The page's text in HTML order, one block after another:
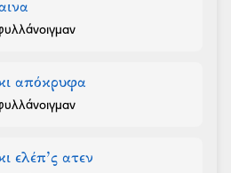
απόκρυφα
ελέπ’ς ατεν